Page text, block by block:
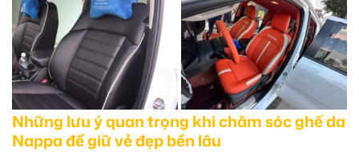
Những lưu ý quan trọng khi chăm sóc ghế da
Nappa để giữ vẻ đẹp bền lâu